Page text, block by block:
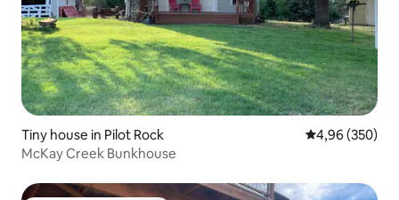
Tiny house in Pilot Rock Gemiddelde
4,96 (350)
McKay Creek Bunkhouse